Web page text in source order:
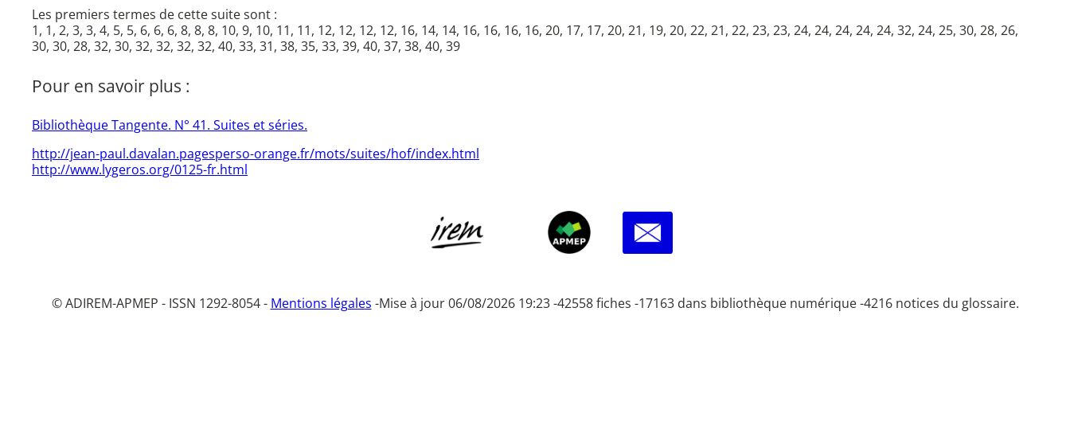
Les premiers termes de cette suite sont :
1, 1, 2, 3, 3, 4, 5, 5, 6, 6, 6, 8, 8, 8, 10, 9, 10, 11, 11, 12, 12, 12, 12, 16, 14, 14, 16, 16, 16, 16, 20, 17, 17, 20, 21, 19, 20, 22, 21, 22, 23, 23, 24, 24, 24, 24, 24, 32, 24, 25, 30, 28, 26,
30, 30, 28, 32, 30, 32, 32, 32, 32, 40, 33, 31, 38, 35, 33, 39, 40, 37, 38, 40, 39
Pour en savoir plus :
Bibliothèque Tangente. N° 41. Suites et séries.
http://jean-paul.davalan.pagesperso-orange.fr/mots/suites/hof/index.html
http://www.lygeros.org/0125-fr.html
© ADIREM-APMEP - ISSN 1292-8054 - Mentions légales -Mise à jour 06/08/2026 19:23 -42558 fiches -17163 dans bibliothèque numérique -4216 notices du glossaire.